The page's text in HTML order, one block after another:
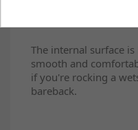
The internal surface
smooth and
if you're rocking a
bareback.